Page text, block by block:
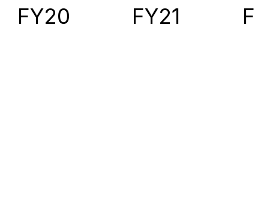
FY20 FY21